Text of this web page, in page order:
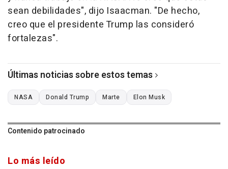
sean debilidades", dijo Isaacman. "De hecho,
creo que el presidente Trump las consideró
fortalezas".
Últimas noticias sobre estos temas
NASA Donald Trump Marte Elon Musk
Contenido patrocinado
Lo más leído